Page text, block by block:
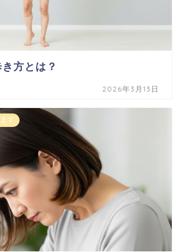
方とは？
2026年3月13日
す